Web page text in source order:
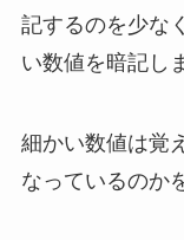
記するのを少な
い数値を暗記し
細かい数値は覚
なっているのか